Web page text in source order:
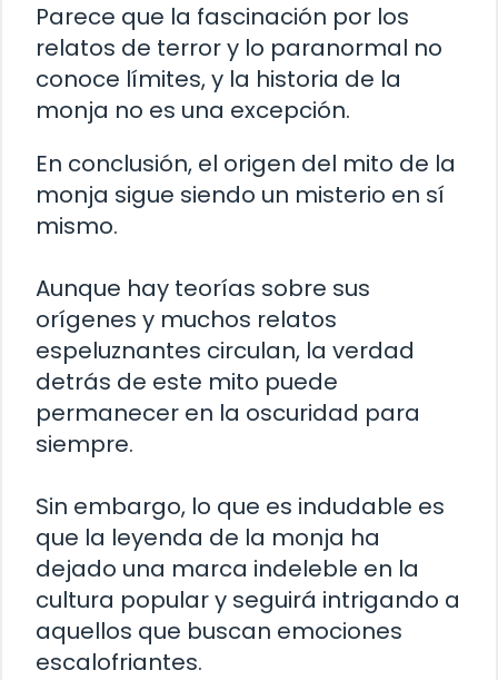
Parece que la fascinación por los
relatos de terror y lo paranormal no
conoce límites, y la historia de la
monja no es una excepción.
En conclusión, el origen del mito de la
monja sigue siendo un misterio en sí
mismo.
Aunque hay teorías sobre sus
orígenes y muchos relatos
espeluznantes circulan, la verdad
detrás de este mito puede
permanecer en la oscuridad para
siempre.
Sin embargo, lo que es indudable es
que la leyenda de la monja ha
dejado una marca indeleble en la
cultura popular y seguirá intrigando a
aquellos que buscan emociones
escalofriantes.